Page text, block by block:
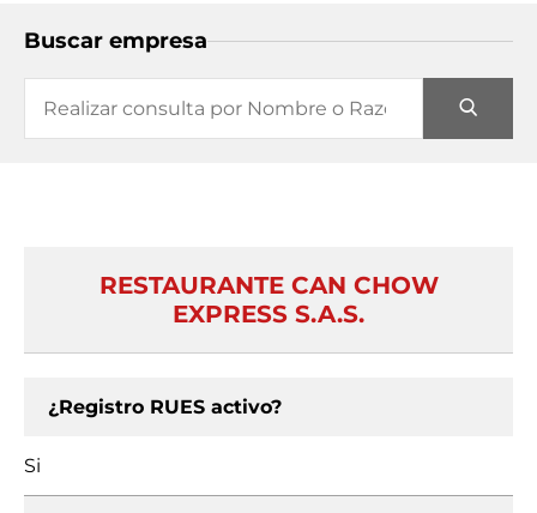
Buscar empresa
RESTAURANTE CAN CHOW
EXPRESS S.A.S.
¿Registro RUES activo?
Si